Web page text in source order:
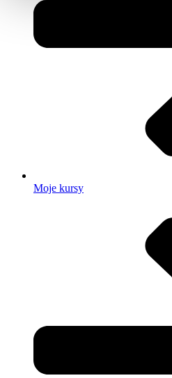
Moje kursy